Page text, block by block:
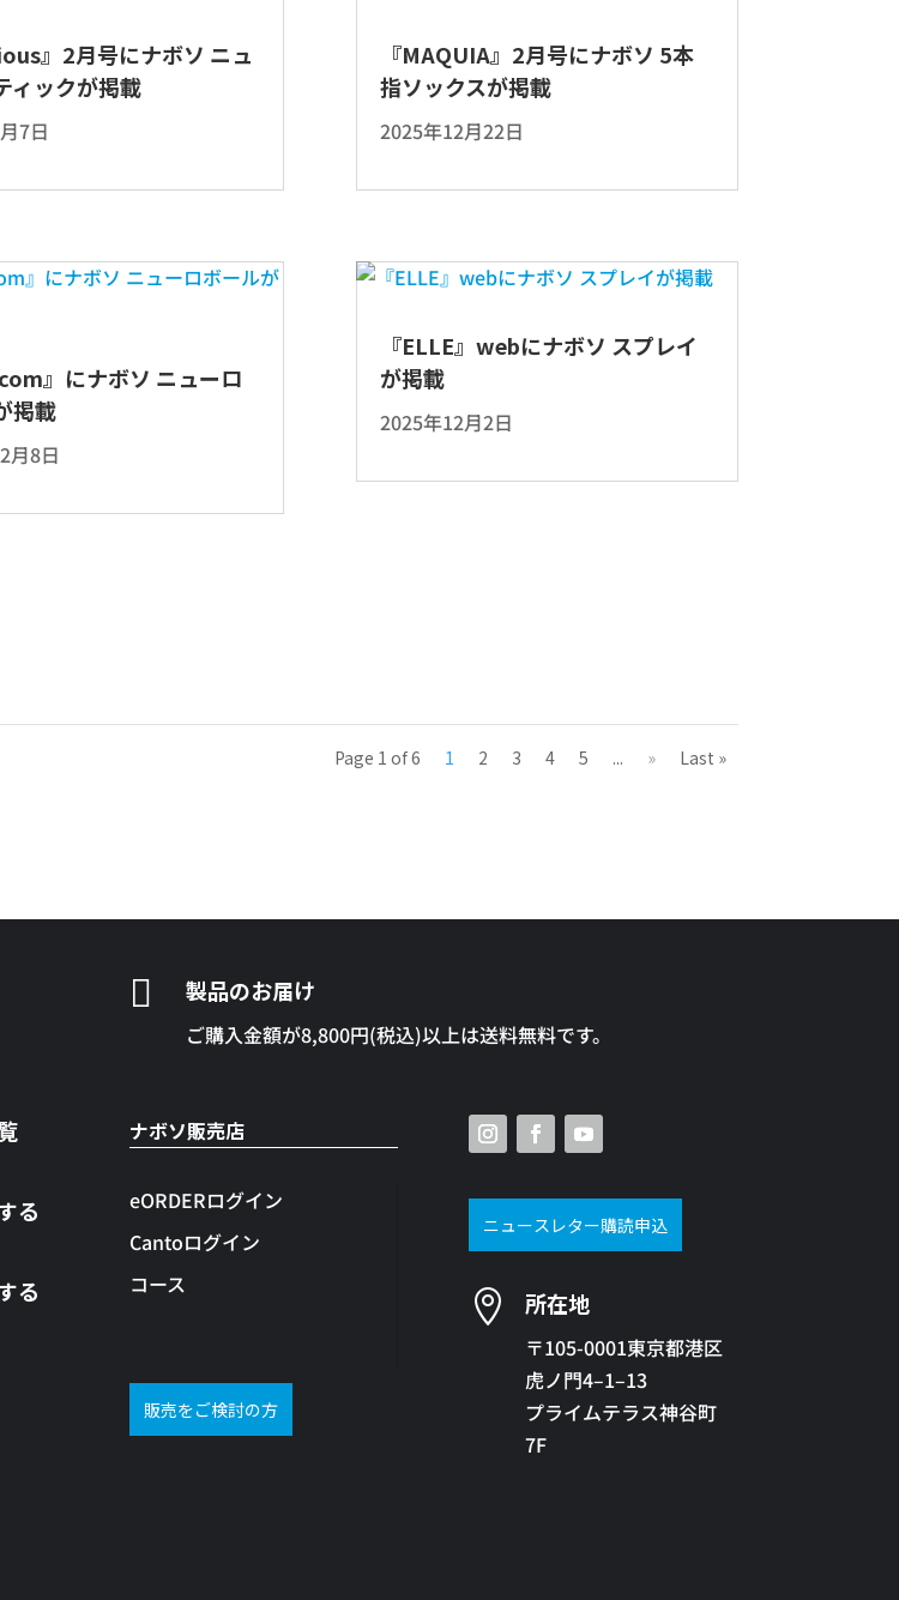
』2月号にナボソ ニュ
ィックが掲載
7日
』にナボソ ニューロ
掲載
月8日
『MAQUIA』2月号にナボソ 5本
指ソックスが掲載
2025年12月22日
『ELLE』webにナボソ スプレイ
が掲載
2025年12月2日
Page 1 of 6 1 2 3 4 5 ... » Last »
 製品のお届け
ご購入金額が8,800円(税込)以上は送料無料です。
る
る
ナボソ販売店
eORDERログイン
Cantoログイン
コース
販売をご検討の方
ニュースレター購読申込
 所在地
〒105-0001東京都港区
虎ノ門4–1–13
プライムテラス神谷町
7F